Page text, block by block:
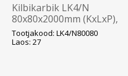
Kilbikarbik LK4/N
80x80x2000mm (KxLxP),
hall, OBO
Tootjakood: LK4/N80080
Laos: 27